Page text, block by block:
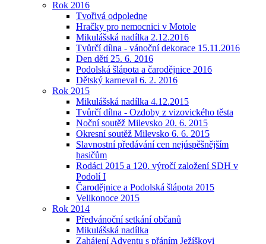
Rok 2016
Tvořivá odpoledne
Hračky pro nemocnici v Motole
Mikulášská nadílka 2.12.2016
Tvůrčí dílna - vánoční dekorace 15.11.2016
Den dětí 25. 6. 2016
Podolská šlápota a čarodějnice 2016
Dětský karneval 6. 2. 2016
Rok 2015
Mikulášská nadílka 4.12.2015
Tvůrčí dílna - Ozdoby z vizovického těsta
Noční soutěž Milevsko 20. 6. 2015
Okresní soutěž Milevsko 6. 6. 2015
Slavnostní předávání cen nejúspěšnějším
hasičům
Rodáci 2015 a 120. výročí založení SDH v
Podolí I
Čarodějnice a Podolská šlápota 2015
Velikonoce 2015
Rok 2014
Předvánoční setkání občanů
Mikulášská nadílka
Zahájení Adventu s přáním Ježíškovi